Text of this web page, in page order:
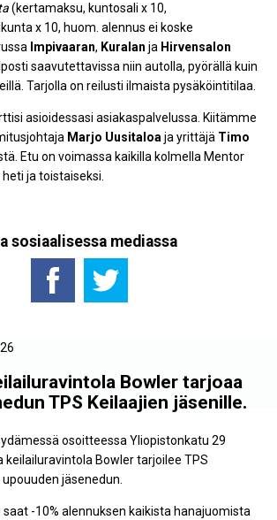
(kertamaksu, kuntosali x 10,
x 10, huom. alennus ei koske
Impivaaran, Kuralan ja Hirvensalon
saavutettavissa niin autolla, pyörällä kuin
Tarjolla on reilusti ilmaista pysäköintitilaa.
asioidessasi asiakaspalvelussa. Kiitämme
Marjo Uusitaloa ja yrittäjä Timo
Etu on voimassa kaikilla kolmella Mentor
ja toistaiseksi.
sosiaalisessa mediassa
Bowler tarjoaa
TPS Keilaajien jäsenille.
osoitteessa Yliopistonkatu 29
keilailuravintola Bowler tarjoilee TPS
upouuden jäsenedun.
-10% alennuksen kaikista hanajuomista